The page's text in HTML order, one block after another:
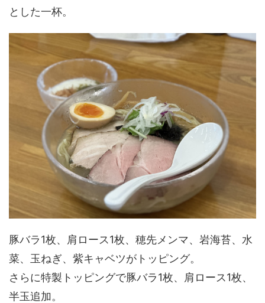
とした一杯。
豚バラ1枚、肩ロース1枚、穂先メンマ、岩海苔、水
菜、玉ねぎ、紫キャベツがトッピング。
さらに特製トッピングで豚バラ1枚、肩ロース1枚、
半玉追加。